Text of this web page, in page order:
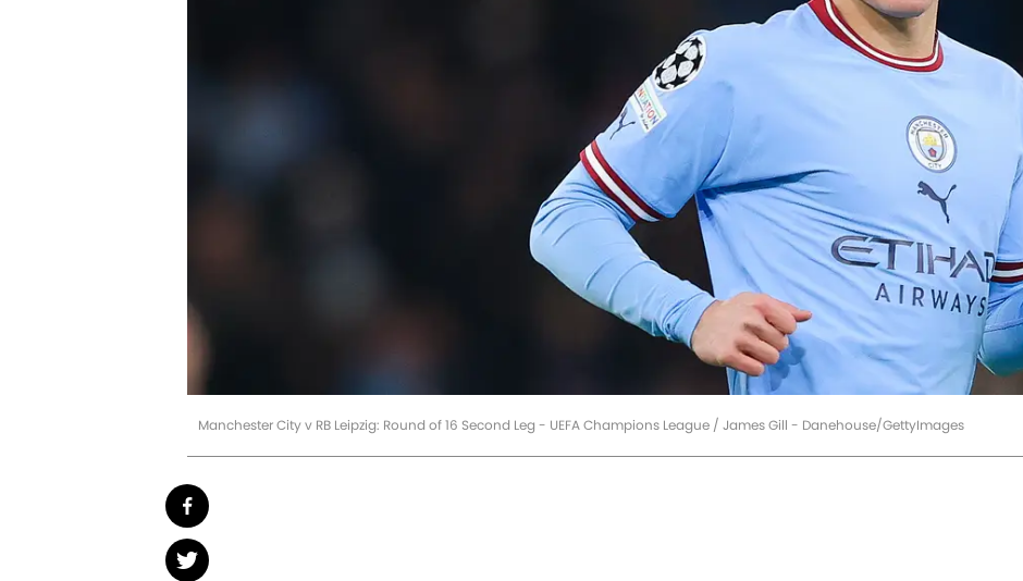
Manchester City v RB Leipzig: Round of 16 Second Leg - UEFA Champions League / James Gill - Danehouse/GettyImages